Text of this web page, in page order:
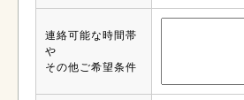
連絡可能な時間帯
や
その他ご希望条件